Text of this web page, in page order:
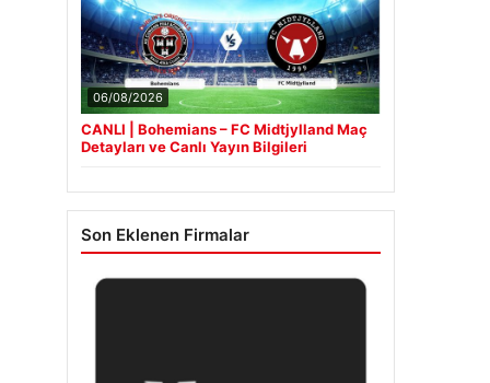
06/08/2026
CANLI | Bohemians – FC Midtjylland Maç
Detayları ve Canlı Yayın Bilgileri
Son Eklenen Firmalar